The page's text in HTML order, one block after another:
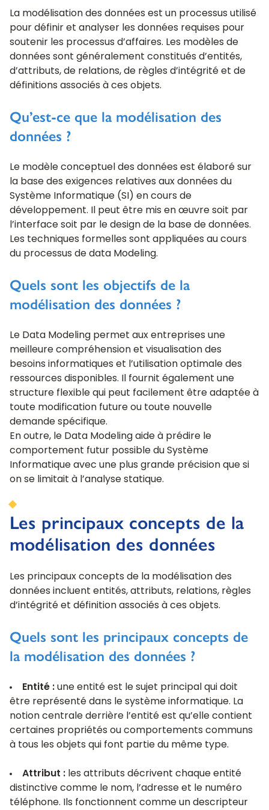
La modélisation des données est un processus utilisé
pour définir et analyser les données requises pour
soutenir les processus d’affaires. Les modèles de
données sont généralement constitués d’entités,
d’attributs, de relations, de règles d’intégrité et de
définitions associés à ces objets.
Qu’est-ce que la modélisation des
données ?
Le modèle conceptuel des données est élaboré sur
la base des exigences relatives aux données du
Système Informatique (SI) en cours de
développement. Il peut être mis en œuvre soit par
l’interface soit par le design de la base de données.
Les techniques formelles sont appliquées au cours
du processus de data Modeling.
Quels sont les objectifs de la
modélisation des données ?
Le Data Modeling permet aux entreprises une
meilleure compréhension et visualisation des
besoins informatiques et l’utilisation optimale des
ressources disponibles. Il fournit également une
structure flexible qui peut facilement être adaptée à
toute modification future ou toute nouvelle
demande spécifique.
En outre, le Data Modeling aide à prédire le
comportement futur possible du Système
Informatique avec une plus grande précision que si
on se limitait à l’analyse statique.
Les principaux concepts de la
modélisation des données
Les principaux concepts de la modélisation des
données incluent entités, attributs, relations, règles
d’intégrité et définition associés à ces objets.
Quels sont les principaux concepts de
la modélisation des données ?
Entité : une entité est le sujet principal qui doit
être représenté dans le système informatique. La
notion centrale derrière l’entité est qu’elle contient
certaines propriétés ou comportements communs
à tous les objets qui font partie du même type.
Attribut : les attributs décrivent chaque entité
distinctive comme le nom, l’adresse et le numéro
téléphone. Ils fonctionnent comme un descripteur